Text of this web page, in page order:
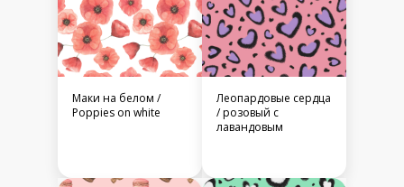
Маки на белом /
Poppies on white
Леопардовые сердца
/ розовый с
лавандовым